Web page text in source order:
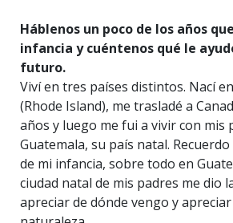
Háblenos un poco de los años
infancia y cuéntenos qué le
futuro.
Viví en tres países distintos. Nací
(Rhode Island), me trasladé a
años y luego me fui a vivir con mis
Guatemala, su país natal.
de mi infancia, sobre todo en
ciudad natal de mis padres me dio
apreciar de dónde vengo y